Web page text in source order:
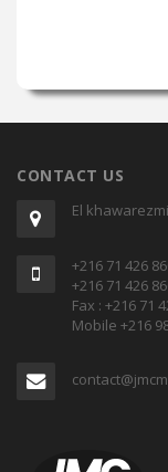
CONTACT US
El
+216 71 426
+216 71 426
Fax : +216 71
Mobile +216